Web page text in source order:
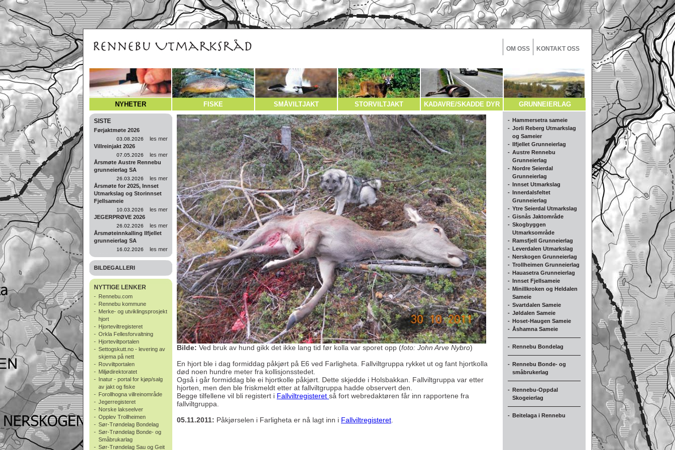
OM OSS KONTAKT OSS
NYHETER FISKE SMÅVILTJAKT STORVILTJAKT KADAVRE/SKADDE DYR GRUNNEIERLAG
SISTE
Førjaktmøte 2026
03.08.2026
les mer
Villreinjakt 2026
07.05.2026
les mer
Årsmøte Austre Rennebu
grunneierlag SA
26.03.2026
les mer
Årsmøte for 2025, Innset
Utmarkslag og Storinnset
Fjellsameie
10.03.2026
les mer
JEGERPRØVE 2026
26.02.2026
les mer
Årsmøteinnkalling Ilfjellet
grunneierlag SA
16.02.2026 les mer
BILDEGALLERI
NYTTIGE LENKER
- Rennebu.com
- Rennebu kommune
- Merke- og utviklingsprosjekt
hjort
- Hjorteviltregisteret
- Orkla Fellesforvaltning
- Hjorteviltportalen
- Settogskutt.no - levering av
skjema på nett
- Rovviltportalen
- Miljødirektoratet
- Inatur - portal for kjøp/salg
av jakt og fiske
- Forollhogna villreinområde
- Jegerregisteret
- Norske lakseelver
- Opplev Trollheimen
- Sør-Trøndelag Bondelag
- Sør-Trøndelag Bonde- og
Småbrukarlag
- Sør-Trøndelag Sau og Geit
Bilde: Ved bruk av hund gikk det ikke lang tid før kolla var sporet opp (foto: John Arve Nybro)
En hjort ble i dag formiddag påkjørt på E6 ved Farligheta. Fallviltgruppa rykket ut og fant hjortkolla
død noen hundre meter fra kollisjonsstedet.
Også i går formiddag ble ei hjortkolle påkjørt. Dette skjedde i Holsbakkan. Fallviltgruppa var etter
hjorten, men den ble friskmeldt etter at fallviltgruppa hadde observert den.
Begge tilfellene vil bli registert i Fallviltregisteret så fort webredaktøren får inn rapportene fra
fallviltgruppa.
05.11.2011: Påkjørselen i Farligheta er nå lagt inn i Fallviltregisteret
- Hammersetra sameie
- Jorli Reberg Utmarkslag
og Sameier
- Ilfjellet Grunneierlag
- Austre Rennebu
Grunneierlag
- Nordre Seierdal
Grunneierlag
- Innset Utmarkslag
- Innerdalsfeltet
Grunneierlag
- Ytre Seierdal Utmarkslag
- Gisnås Jaktområde
- Skogbyggen
Utmarksområde
- Ramsfjell Grunneierlag
- Leverdalen Utmarkslag
- Nerskogen Grunneierlag
- Trollheimen Grunneierlag
- Hauasetra Grunneierlag
- Innset Fjellsameie
- Minillkroken og Heldalen
Sameie
- Svartdalen Sameie
- Jøldalen Sameie
- Hoset-Haugen Sameie
- Åshamna Sameie
- Rennebu Bondelag
- Rennebu Bonde- og
småbrukerlag
- Rennebu-Oppdal
Skogeierlag
- Beitelaga i Rennebu